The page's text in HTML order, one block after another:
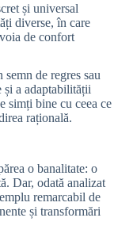
și universal
diverse, în care
de confort
de regres sau
a adaptabilității
simți bine cu ceea ce
rațională.
o banalitate: o
Dar, odată analizat
remarcabil de
și transformări